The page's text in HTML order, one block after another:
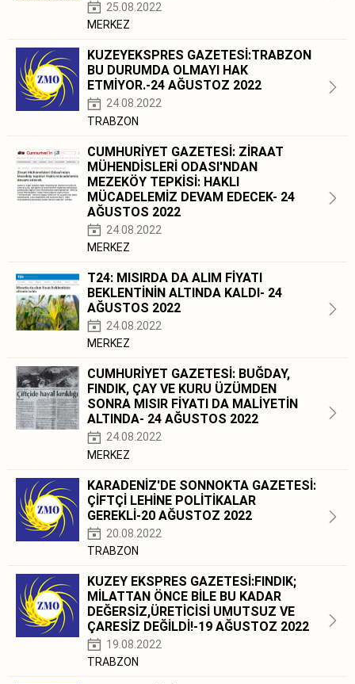
25.08.2022
MERKEZ
KUZEYEKSPRES GAZETESİ:TRABZON
BU DURUMDA OLMAYI HAK
ETMİYOR.-24 AĞUSTOZ 2022
24.08.2022
TRABZON
CUMHURİYET GAZETESİ: ZİRAAT
MÜHENDİSLERİ ODASI'NDAN
MEZEKÖY TEPKİSİ: HAKLI
MÜCADELEMİZ DEVAM EDECEK- 24
AĞUSTOS 2022
24.08.2022
MERKEZ
T24: MISIRDA DA ALIM FİYATI
BEKLENTİNİN ALTINDA KALDI- 24
AĞUSTOS 2022
24.08.2022
MERKEZ
CUMHURİYET GAZETESİ: BUĞDAY,
FINDIK, ÇAY VE KURU ÜZÜMDEN
SONRA MISIR FİYATI DA MALİYETİN
ALTINDA- 24 AĞUSTOS 2022
24.08.2022
MERKEZ
KARADENİZ'DE SONNOKTA GAZETESİ:
ÇİFTÇİ LEHİNE POLİTİKALAR
GEREKLİ-20 AĞUSTOZ 2022
20.08.2022
TRABZON
KUZEY EKSPRES GAZETESİ:FINDIK;
MİLATTAN ÖNCE BİLE BU KADAR
DEĞERSİZ,ÜRETİCİSİ UMUTSUZ VE
ÇARESİZ DEĞİLDİ!-19 AĞUSTOZ 2022
19.08.2022
TRABZON